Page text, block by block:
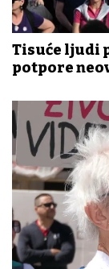
Tisuće ljudi
potpore